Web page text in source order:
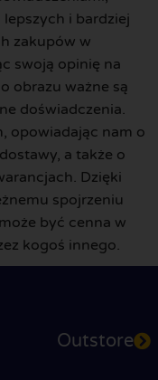
i bardziej
zakupów w
swoją opinię na
obrazu ważne są
doświadczenia.
opowiadając nam o
a także o
Dzięki
spojrzeniu
być cenna w
kogoś innego.
Outstore